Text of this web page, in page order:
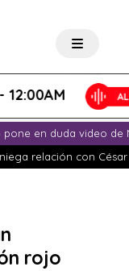
pone en duda video de
relación con
rojo